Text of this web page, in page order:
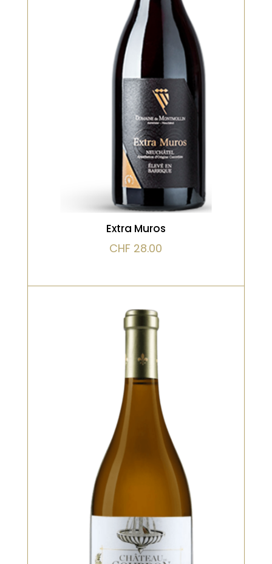
Rouge
Puissant nez de fruits noirs des
bois, épicé, saveurs du Sud
VOIR LE PRODUIT
Extra Muros
CHF 28.00
Ses arômes aromatiques
d’agrumes, ses notes de fleurs de
zeste de mandarine séchées et
d’abricot font de notre vin un
compagnon vif et rafraîchissant
des journées chaudes. En bouche, il
a du corps moyen et est croquant
avec une influence d’écorce